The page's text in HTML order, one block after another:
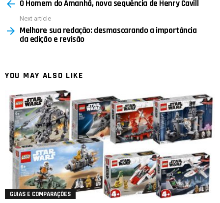
more O Homem do Amanhã, nova sequência de Henry Cavill
Next article
Melhore sua redação: desmascarando a importância
da edição e revisão
YOU MAY ALSO LIKE
GUIAS E COMPARAÇÕES